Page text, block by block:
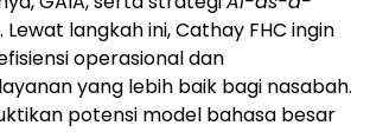
Lewat langkah ini, Cathay FHC ingin
operasional dan
yang lebih baik bagi nasabah.
potensi model bahasa besar